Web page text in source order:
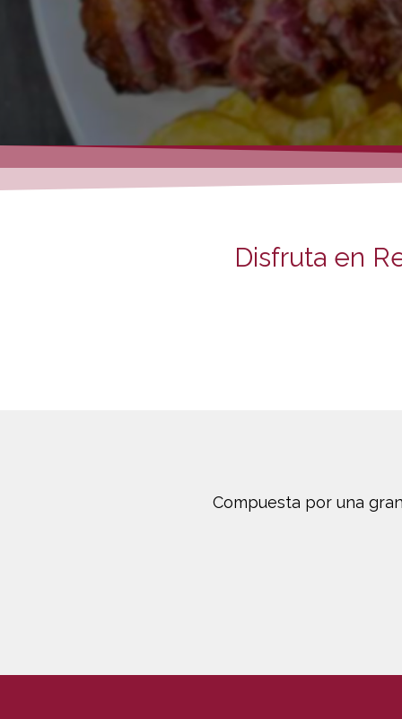
Disfruta en
Compuesta por una